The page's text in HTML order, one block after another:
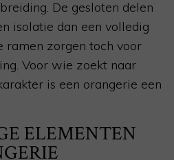
De gesloten delen
isolatie dan een volledig
ramen zorgen toch voor
Voor wie zoekt naar
is een orangerie een
ELEMENTEN